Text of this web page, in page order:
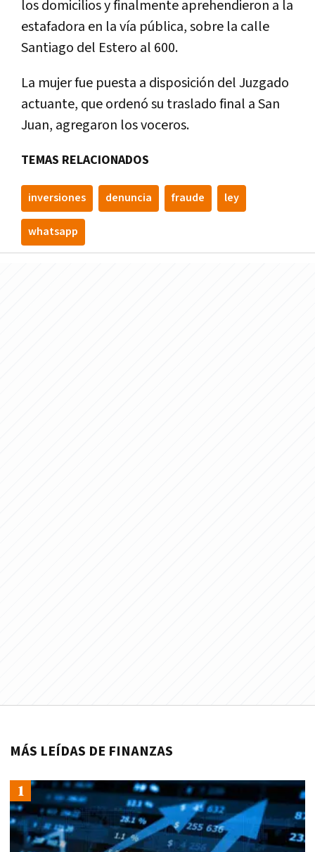
los domicilios y finalmente aprehendieron a la
estafadora en la ví­a pública, sobre la calle
Santiago del Estero al 600.
La mujer fue puesta a disposición del Juzgado
actuante, que ordenó su traslado final a San
Juan, agregaron los voceros.
TEMAS RELACIONADOS
inversiones denuncia fraude ley
whatsapp
MÁS LEÍDAS DE FINANZAS